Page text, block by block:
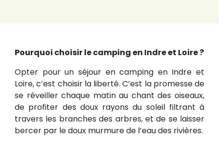
Pourquoi choisir le camping en Indre et Loire ?
Opter pour un séjour en camping en Indre et
Loire, c’est choisir la liberté. C’est la promesse de
se réveiller chaque matin au chant des oiseaux,
de profiter des doux rayons du soleil filtrant à
travers les branches des arbres, et de se laisser
bercer par le doux murmure de l’eau des rivières.